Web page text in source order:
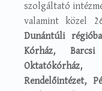
szolgáltató
valamint közel
Dunántúli
Kórház,
Rendelőintézet,